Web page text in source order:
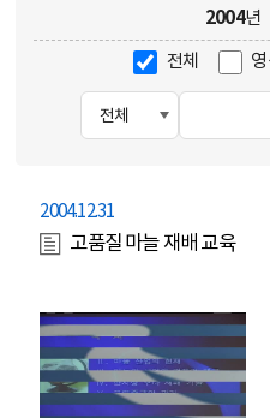
2004년
전체
2004.12.31
고품질 마늘 재배 교육